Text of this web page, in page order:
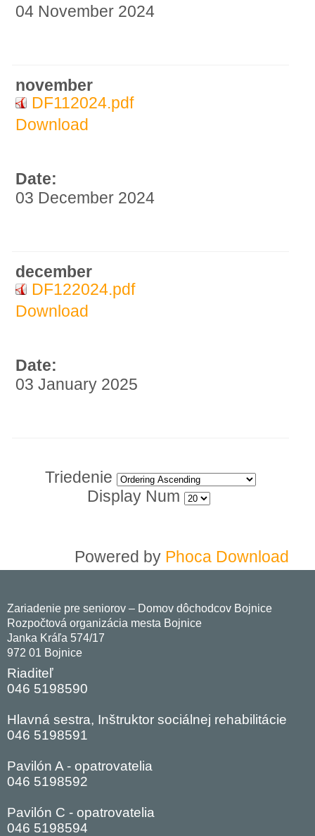
04 November 2024
november
DF112024.pdf
Download
Date:
03 December 2024
december
DF122024.pdf
Download
Date:
03 January 2025
Triedenie
Display Num
Powered by Phoca Download
Zariadenie pre seniorov – Domov dôchodcov Bojnice
Rozpočtová organizácia mesta Bojnice
Janka Kráľa 574/17
972 01 Bojnice
Riaditeľ
046 5198590
Hlavná sestra, Inštruktor sociálnej rehabilitácie
046 5198591
Pavilón A - opatrovatelia
046 5198592
Pavilón C - opatrovatelia
046 5198594